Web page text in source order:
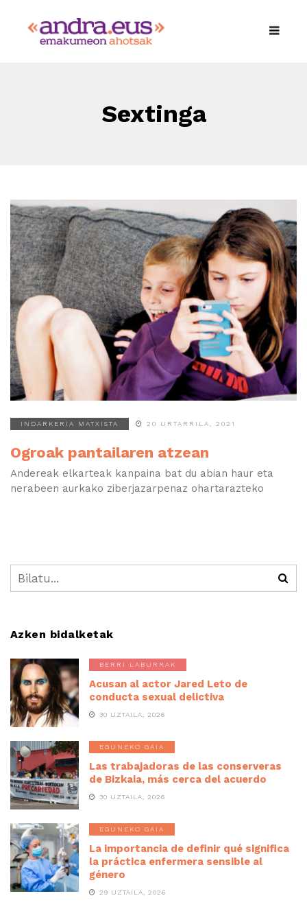
Sextinga
INDARKERIA MATXISTA 20 URTARRILA, 2021
Ogroak pantailaren atzean
Andereak elkarteak kanpaina bat du abian haur eta
nerabeen aurkako ziberjazarpenaz ohartarazteko
Azken bidalketak
BERRI LABURRAK
Acusan al actor Jared Leto de
conducta sexual delictiva
30 UZTAILA, 2026
EGUNEKO GAIA
Las trabajadoras de las conserveras
de Bizkaia, más cerca del acuerdo
30 UZTAILA, 2026
EGUNEKO GAIA
La importancia de definir qué significa
la práctica enfermera sensible al
género
29 UZTAILA, 2026